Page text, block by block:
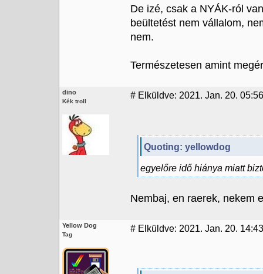
De izé, csak a NYÁK-ról
beültetést nem vállalom,
nem.
Természetesen amint
dino
Kék troll
# Elküldve: 2021. Jan. 20. 05:56
Quoting: yellowdog
egyelőre idő hiánya miatt
Nembaj, en raerek, nekem
Yellow Dog
Tag
# Elküldve: 2021. Jan. 20.